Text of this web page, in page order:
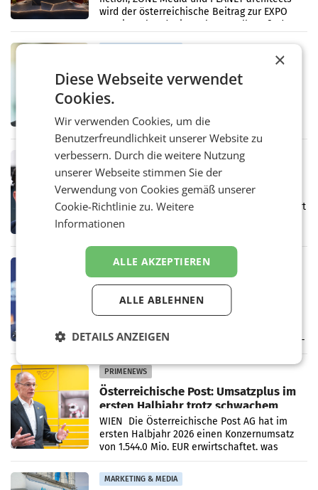
wird der österreichische Beitrag zur EXPO
2027 in Belgrad. Die Weltausstellung findet
Sebastian Knabl wird Partner bei EY
Österreich
Österreich. In seiner neuen Funktion soll er
Banken und Finanzinstitute bei
regulatorischen Anforderungen, im
Risikomanagement und bei
Transformationsprojekten
MARKETING & MEDIA
Magenta Telekom erhöht
Investitionen trotz leichtem
Umsatzrückgang
Der anhaltende Druck auf den Digitalstandort
Österreich spiegelt sich in den aktuellen
ersten sechs Monaten des laufenden Jahres
verzeichnete
MARKETING & MEDIA
Pigs ORF-Dream-Team: Die
vorgeschlagenen Direktoren und
Direktorinnen
Morgen wählt der ORF Stiftungsrat die ORF-
Landesdirektorinnen und -direktoren. Das 13-
amtierenden
PRIMENEWS
Österreichische Post: Umsatzplus im
ersten Halbjahr trotz schwachem
Briefgeschäft
WIEN Die Österreichische Post AG hat im
ersten Halbjahr 2026 einen Konzernumsatz
von 1.544,0 Mio. EUR erwirtschaftet, was
einem Plus von 3,8 Prozent gegenüber dem
Vergleichszeitraum
MARKETING & MEDIA
×
Diese Webseite verwendet
Cookies.
Wir verwenden Cookies, um die
Benutzerfreundlichkeit unserer Website zu
verbessern. Durch die weitere Nutzung
unserer Webseite stimmen Sie der
Verwendung von Cookies gemäß unserer
Cookie-Richtlinie zu.Weitere
Informationen
ALLE AKZEPTIEREN
ALLE ABLEHNEN
DETAILS ANZEIGEN